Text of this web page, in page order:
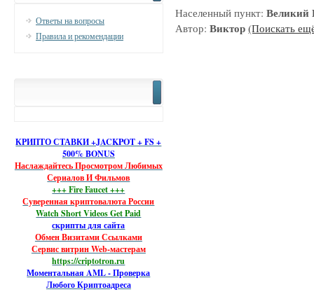
Населенный пункт:Великий
Автор:Виктор (Поискать
Ответы на вопросы
Правила и рекомендации
КРИПТО СТАВКИ +JACKPOT + FS +
500% BONUS
Наслаждайтесь Просмотром Любимых
Сериалов И Фильмов
+++ Fire Faucet +++
Суверенная криптовалюта России
Watch Short Videos Get Paid
скрипты для сайта
Обмен Визитами Ссылками
Сервис витрин Web-мастерам
https://criptotron.ru
Моментальная AML - Проверка
Любого Криптоадреса